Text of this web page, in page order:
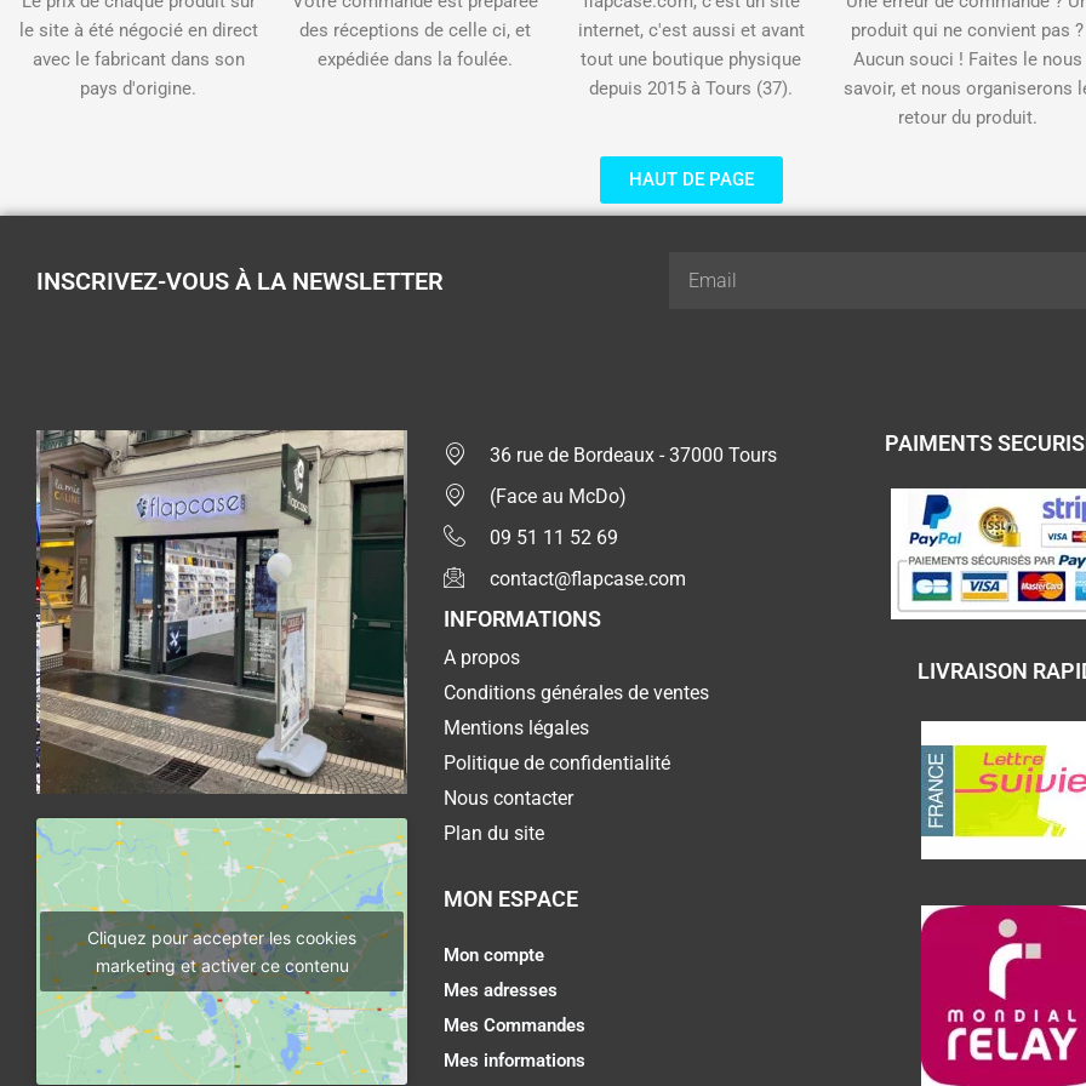
le site à été négocié en direct
avec le fabricant dans son
pays d'origine.
des réceptions de celle ci, et
expédiée dans la foulée.
internet, c'est aussi et avant
tout une boutique physique
depuis 2015 à Tours (37).
produit qui ne convient pas ?
Aucun souci ! Faites le nous
savoir, et nous organiserons
retour du produit.
HAUT DE PAGE
INSCRIVEZ-VOUS À LA NEWSLETTER
Cliquez pour accepter les cookies
marketing et activer ce contenu
36 rue de Bordeaux - 37000 Tours
(Face au McDo)
09 51 11 52 69
contact@flapcase.com
INFORMATIONS
A propos
Conditions générales de ventes
Mentions légales
Politique de confidentialité
Nous contacter
Plan du site
MON ESPACE
Mon compte
Mes adresses
Mes Commandes
Mes informations
PAIMENTS
LIVRAISON